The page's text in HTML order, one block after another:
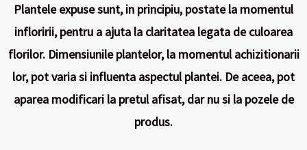
Plantele expuse sunt, in principiu, postate la momentul
infloririi, pentru a ajuta la claritatea legata de culoarea
florilor. Dimensiunile plantelor, la momentul achizitionarii
lor, pot varia si influenta aspectul plantei. De aceea, pot
aparea modificari la pretul afisat, dar nu si la pozele de
produs.